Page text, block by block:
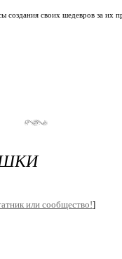
создания своих шедевров за их
или сообщество!]